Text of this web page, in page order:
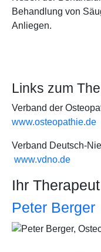
Behandlung von
Anliegen.
Links zum
Verband der
www.osteopathie.de
Verband Deutsch-
www.vdno.de
Ihr Therapeut
Peter Berger
Bild